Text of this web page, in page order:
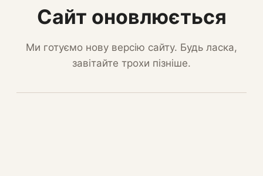
Сайт оновлюється
Ми готуємо нову версію сайту. Будь ласка,
завітайте трохи пізніше.